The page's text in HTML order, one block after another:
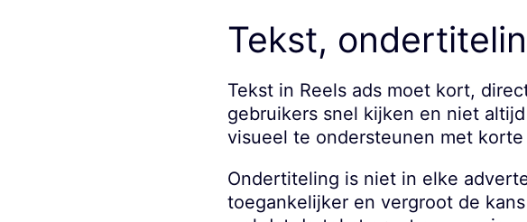
Tekst,
Tekst in Reels ads moet kort,
gebruikers snel kijken en niet
visueel te ondersteunen met
Ondertiteling is niet in elke
toegankelijker en vergroot de